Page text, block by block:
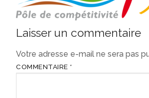
Laisser un commentaire
Votre adresse e-mail ne sera pas
COMMENTAIRE *